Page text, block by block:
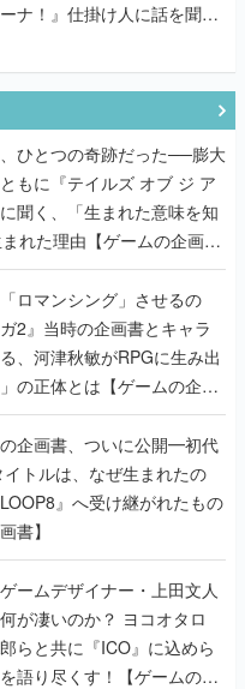
ーナ！』仕掛け人に話を聞い
、ひとつの奇跡だった──膨大
もに『テイルズ オブ ジ ア
聞く、「生まれた意味を知
れた理由【ゲームの企画
ロマンシング」させるの
2』当時の企画書とキャラ
、河津秋敏がRPGに生み出
の正体とは【ゲームの企画
の企画書、ついに公開━初代
トルは、なぜ生まれたの
』へ受け継がれたもの
書】
ームデザイナー・上田文人
が凄いのか？ ヨコオタロ
らと共に『ICO』に込めら
語り尽くす！【ゲームの企